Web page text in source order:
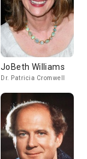
JoBeth Williams
Dr. Patricia Cromwell